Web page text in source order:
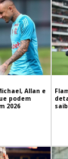
Allan e
podem
2026